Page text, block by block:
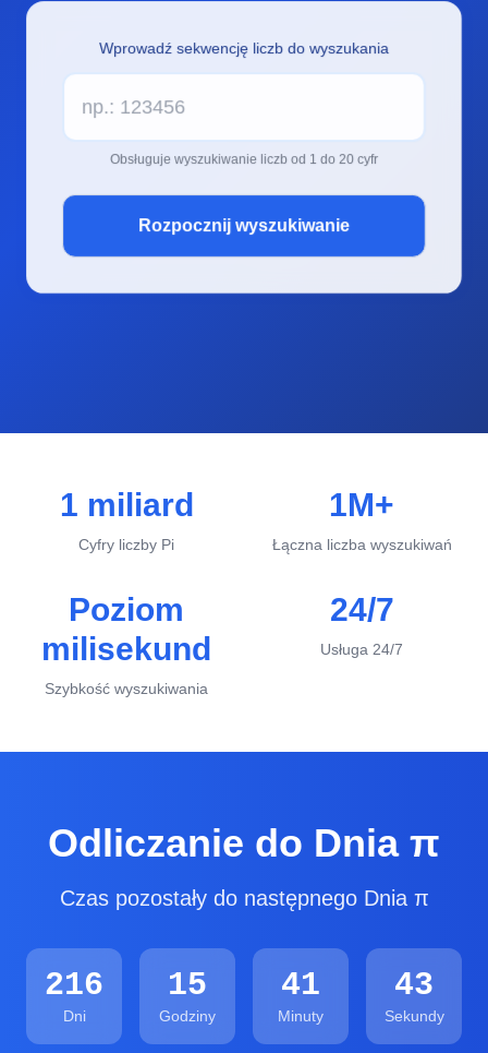
Wprowadź sekwencję liczb do wyszukania
Obsługuje wyszukiwanie liczb od 1 do 20 cyfr
Rozpocznij wyszukiwanie
1 miliard
Cyfry liczby Pi
1M+
Łączna liczba wyszukiwań
Poziom
milisekund
Szybkość wyszukiwania
24/7
Usługa 24/7
Odliczanie do Dnia π
Czas pozostały do następnego Dnia π
216
Dni
15
Godziny
41
Minuty
42
Sekundy